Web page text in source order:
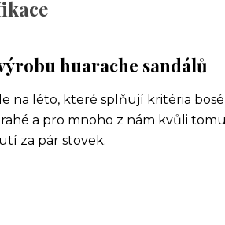
huarache sandálů
na léto, které splňují kritéria
a pro mnoho z nám kvůli
za pár stovek.